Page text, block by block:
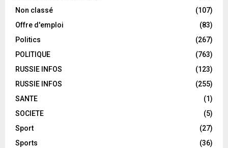
Non classé
(107)
Offre d'emploi
(83)
Politics
(267)
POLITIQUE
(763)
RUSSIE INFOS
(123)
RUSSIE INFOS
(255)
SANTE
(1)
SOCIETE
(5)
Sport
(27)
Sports
(36)